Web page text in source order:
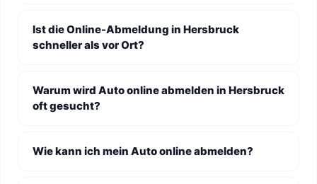
Ist die Online-Abmeldung in Hersbruck
schneller als vor Ort?
Warum wird Auto online abmelden in Hersbruck
oft gesucht?
Wie kann ich mein Auto online abmelden?